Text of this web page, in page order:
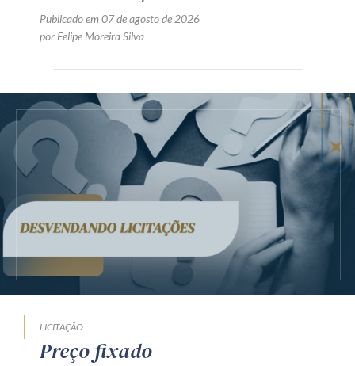
Publicado em 07 de agosto de 2026
por Felipe Moreira Silva
LICITAÇÃO
Preço fixado